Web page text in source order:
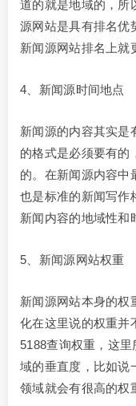
道的就是地域的，所
源网站是具有排名优
新闻源网站排名上就
4、新闻源时间地点
新闻源的内容其实是
的格式是必须要有的
的。在新闻源内容中
也是标准的新闻写作
新闻内容的地域性和
5、新闻源网站权重
新闻源网站本身的权
化在这里说的权重并
5188查询权重，这
域的垂直度，比如说
领域就会有很高的权